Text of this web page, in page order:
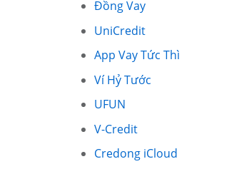
Đồng Vay
UniCredit
App Vay Tức Thì
Ví Hỷ Tước
UFUN
V-Credit
Credong iCloud